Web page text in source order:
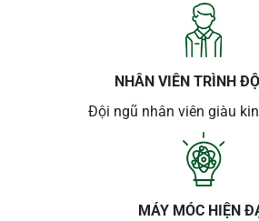
NHÂN VIÊN TRÌNH
Đội ngũ nhân viên giàu
MÁY MÓC HIỆN